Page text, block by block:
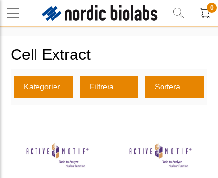
0
Cell Extract
Kategorier Filtrera Sortera